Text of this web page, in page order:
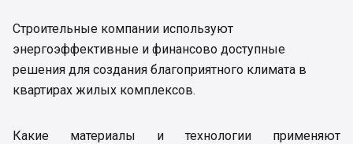
Строительные компании используют
энергоэффективные и финансово доступные
решения для создания благоприятного климата в
квартирах жилых комплексов.
Какие материалы и технологии применяют